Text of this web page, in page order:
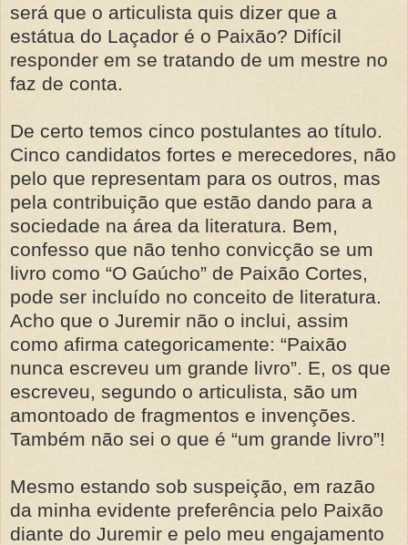
será que o articulista quis dizer que a
estátua do Laçador é o Paixão? Difícil
responder em se tratando de um mestre no
faz de conta.
De certo temos cinco postulantes ao título.
Cinco candidatos fortes e merecedores, não
pelo que representam para os outros, mas
pela contribuição que estão dando para a
sociedade na área da literatura. Bem,
confesso que não tenho convicção se um
livro como “O Gaúcho” de Paixão Cortes,
pode ser incluído no conceito de literatura.
Acho que o Juremir não o inclui, assim
como afirma categoricamente: “Paixão
nunca escreveu um grande livro”. E, os que
escreveu, segundo o articulista, são um
amontoado de fragmentos e invenções.
Também não sei o que é “um grande livro”!
Mesmo estando sob suspeição, em razão
da minha evidente preferência pelo Paixão
diante do Juremir e pelo meu engajamento